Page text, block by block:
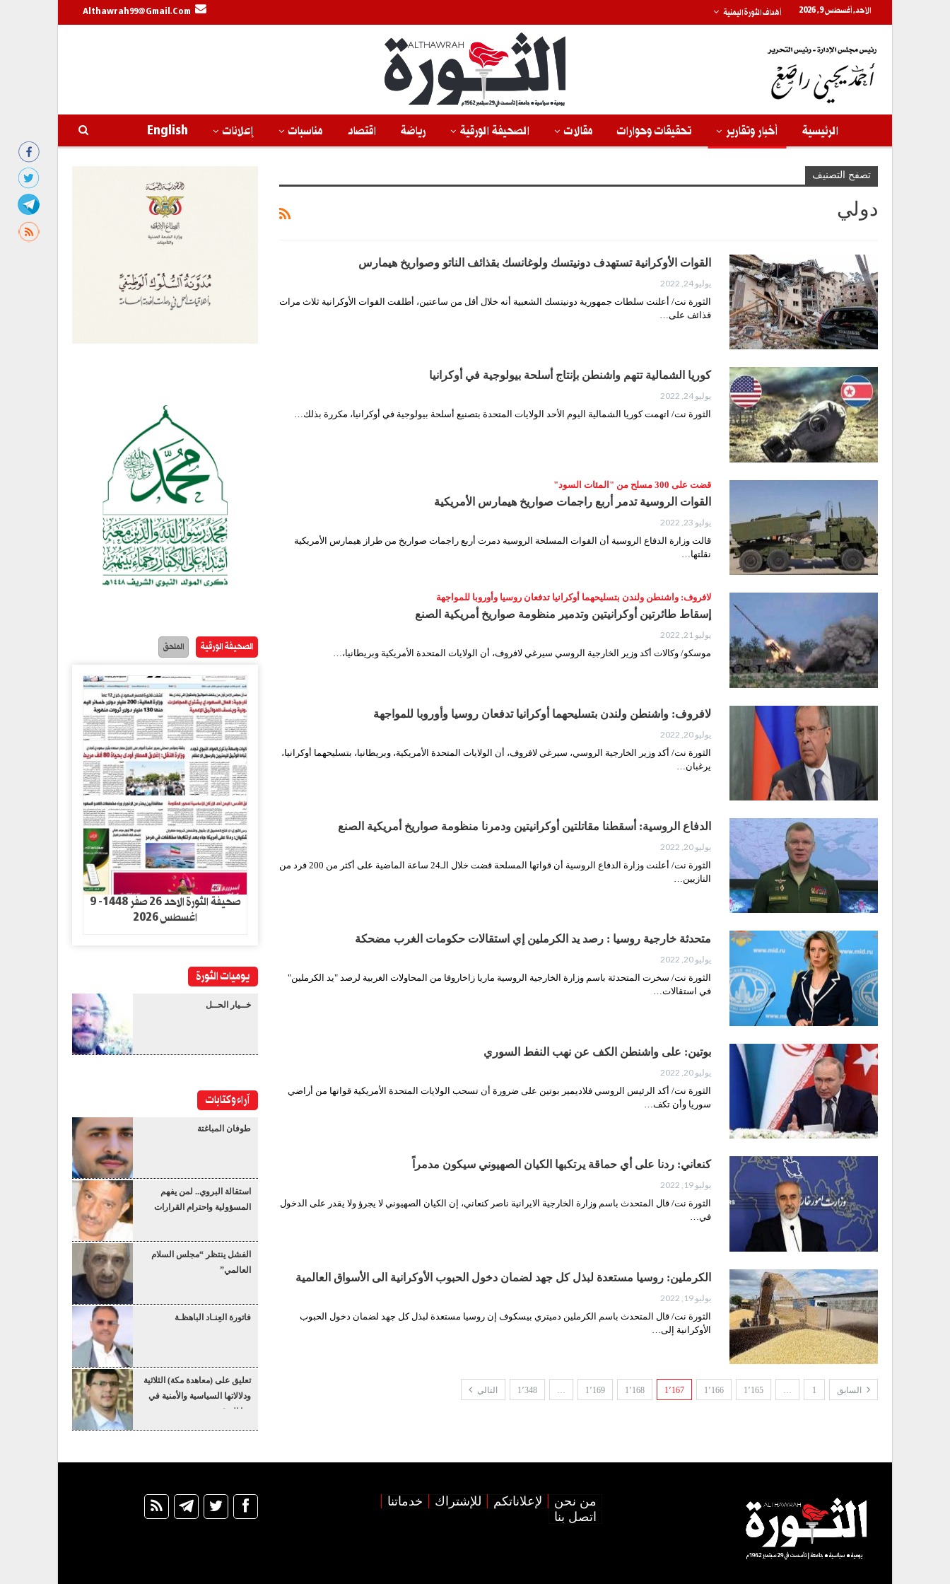
الأحد, أغسطس 9, 2026 أهداف الثورة اليمنية Althawrah99@gmail.com
الرئيسية أخبار وتقارير تحقيقات وحوارات مقالات الصحيفة الورقية رياضة اقتصاد مناسبات إعلانات English
تصفح التصنيف
دولي
القوات الأوكرانية تستهدف دونيتسك ولوغانسك بقذائف الناتو وصواريخ هيمارس
يوليو 24, 2022
الثورة نت/ أعلنت سلطات جمهورية دونيتسك الشعبية أنه خلال أقل من ساعتين، أطلقت القوات الأوكرانية ثلاث مرات
قذائف على…
كوريا الشمالية تتهم واشنطن بإنتاج أسلحة بيولوجية في أوكرانيا
يوليو 24, 2022
الثورة نت/ اتهمت كوريا الشمالية اليوم الأحد الولايات المتحدة بتصنيع أسلحة بيولوجية في أوكرانيا، مكررة بذلك…
قضت على 300 مسلح من "المئات السود"
القوات الروسية تدمر أربع راجمات صواريخ هيمارس الأمريكية
يوليو 23, 2022
قالت وزارة الدفاع الروسية أن القوات المسلحة الروسية دمرت أربع راجمات صواريخ من طراز هيمارس الأمريكية
نقلتها…
لافروف: واشنطن ولندن بتسليحهما أوكرانيا تدفعان روسيا وأوروبا للمواجهة
إسقاط طائرتين أوكرانيتين وتدمير منظومة صواريخ أمريكية الصنع
يوليو 21, 2022
موسكو/ وكالات أكد وزير الخارجية الروسي سيرغي لافروف، أن الولايات المتحدة الأمريكية وبريطانيا،…
لافروف: واشنطن ولندن بتسليحهما أوكرانيا تدفعان روسيا وأوروبا للمواجهة
يوليو 20, 2022
الثورة نت/ أكد وزير الخارجية الروسي، سيرغي لافروف، أن الولايات المتحدة الأمريكية، وبريطانيا، بتسليحهما أوكرانيا،
يرغبان…
الدفاع الروسية: أسقطنا مقاتلتين أوكرانيتين ودمرنا منظومة صواريخ أمريكية الصنع
يوليو 20, 2022
الثورة نت/ أعلنت وزارة الدفاع الروسية أن قواتها المسلحة قضت خلال الـ24 ساعة الماضية على أكثر من 200 فرد من
النازيين…
متحدثة خارجية روسيا : رصد يد الكرملين إي استقالات حكومات الغرب مضحكة
يوليو 20, 2022
الثورة نت/ سخرت المتحدثة باسم وزارة الخارجية الروسية ماريا زاخاروفا من المحاولات الغربية لرصد "يد الكرملين"
في استقالات…
بوتين: على واشنطن الكف عن نهب النفط السوري
يوليو 20, 2022
الثورة نت/ أكد الرئيس الروسي فلاديمير بوتين على ضرورة أن تسحب الولايات المتحدة الأمريكية قواتها من أراضي
سوريا وأن تكف…
كنعاني: ردنا على أي حماقة يرتكبها الكيان الصهيوني سيكون مدمراً
يوليو 19, 2022
الثورة نت/ قال المتحدث باسم وزارة الخارجية الايرانية ناصر كنعاني، إن الكيان الصهيوني لا يجرؤ ولا يقدر على الدخول
في…
الكرملين: روسيا مستعدة لبذل كل جهد لضمان دخول الحبوب الأوكرانية الى الأسواق العالمية
يوليو 19, 2022
الثورة نت/ قال المتحدث باسم الكرملين دميتري بيسكوف إن روسيا مستعدة لبذل كل جهد لضمان دخول الحبوب
الأوكرانية إلى…
السابق 1
… 1٬165 1٬166 1٬167 1٬168 1٬169 … 1٬348 التالي
الصحيفة الورقية الملحق
صحيفة الثورة الاحد 26 صفر 1448- 9
اغسطس 2026
يوميات الثورة
خــيار الحــل
آراء وكتابات
طوفان المباغتة
استقالة البروي.. لمن يفهم
المسؤولية واحترام القرارات
الفشل ينتظر “مجلس السلام
العالمي”
فاتورة العِنـاد الباهظـة
تعليق على (معاهدة مكة) الثلاثية
ودلالاتها السياسية والأمنية في
هذا التوقيت
من نحن لإعلاناتكم للإشتراك
خدماتنا
اتصل بنا